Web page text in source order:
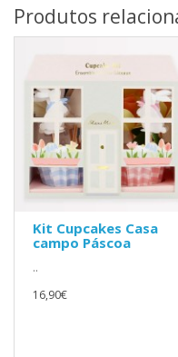
Produtos
Kit Cupcakes Casa
campo Páscoa
..
16,90€